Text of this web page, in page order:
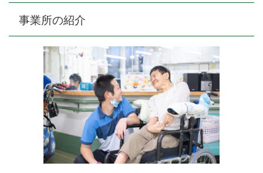
事業所の紹介